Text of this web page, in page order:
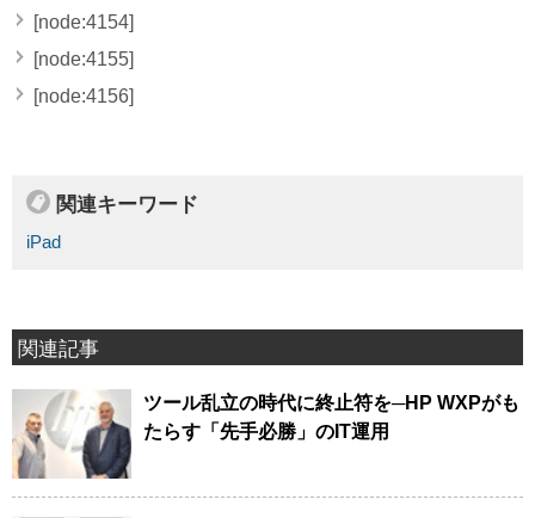
[node:4154]
[node:4155]
[node:4156]
関連キーワード
iPad
関連記事
ツール乱立の時代に終止符を─HP WXPがも
たらす「先手必勝」のIT運用